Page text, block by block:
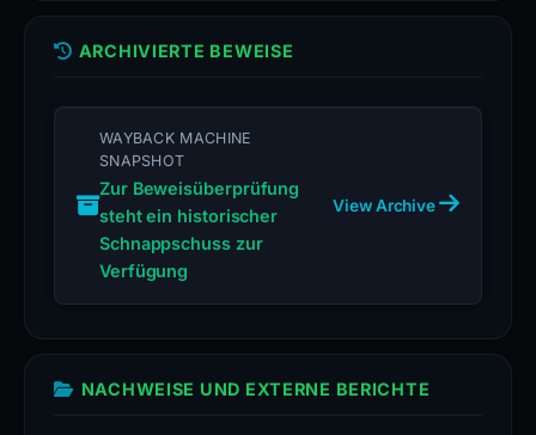
ARCHIVIERTE BEWEISE
WAYBACK MACHINE
SNAPSHOT
Zur Beweisüberprüfung
steht ein historischer
Schnappschuss zur
Verfügung
View Archive
NACHWEISE UND EXTERNE BERICHTE